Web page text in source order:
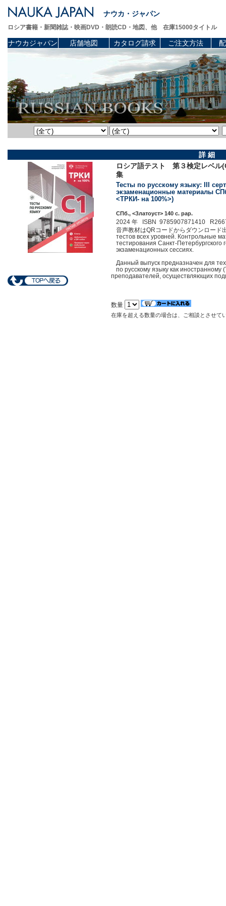
ナウカ・ジャパン
ロシア書籍・新聞雑誌・映画DVD・朗読CD・地図、他 在庫15000タイトル
ナウカジャパン 店舗地図 カタログ請求 ご注文方法
詳 細
ロシア語テスト 第３検定レベル
集
Тесты по русскому языку: III
экзаменационные материалы
<ТРКИ- на 100%>)
СПб., <Златоуст> 140 c. pap.
2024 年 ISBN 9785907871410
音声教材はQRコードからダウンロー
тестов всех уровней. Контрольные
тестирования Санкт-Петербургского
экзаменационных сессиях.
Данный выпуск предназначен для
по русскому языку как
преподавателей, осуществляющих
数量
在庫を超える数量の場合は、ご相談とさせて